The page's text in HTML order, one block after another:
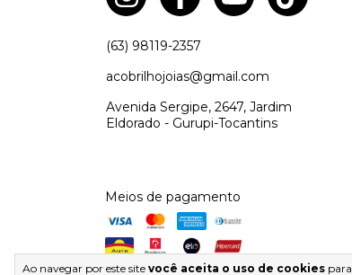
Ao navegar por este site você aceita o uso de cookies para
(63) 98119-2357
acobrilhojoias@gmail.com
Avenida Sergipe, 2647, Jardim
Eldorado - Gurupi-Tocantins
Meios de pagamento